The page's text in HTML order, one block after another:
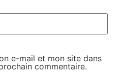
e-mail et mon site dans
commentaire.